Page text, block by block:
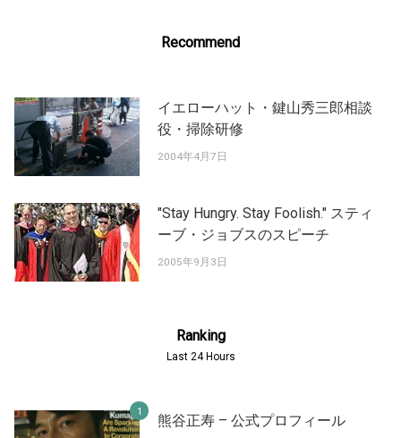
Recommend
イエローハット・鍵山秀三郎相談
役・掃除研修
2004年4月7日
"Stay Hungry. Stay Foolish." スティ
ーブ・ジョブスのスピーチ
2005年9月3日
Ranking
Last 24 Hours
熊谷正寿 – 公式プロフィール